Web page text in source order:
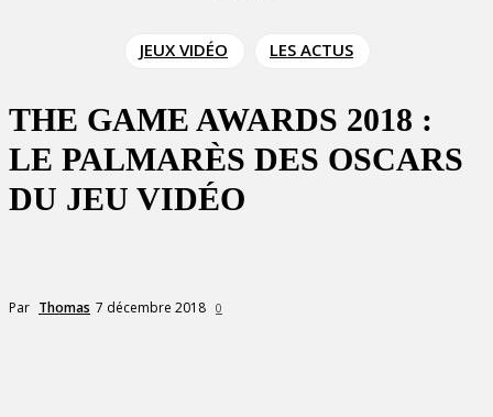
JEUX VIDÉO LES ACTUS
THE GAME AWARDS 2018 :
LE PALMARÈS DES OSCARS
DU JEU VIDÉO
Par Thomas 7 décembre 2018 0